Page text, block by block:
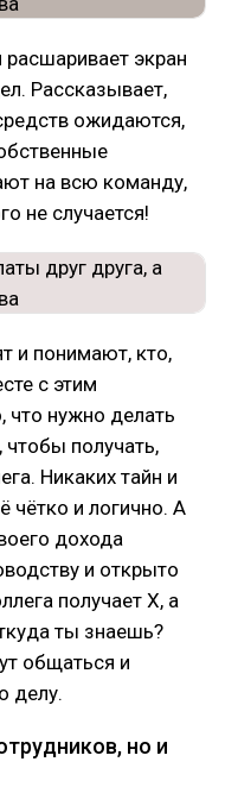
экран
Рассказывает,
ожидаются,
на всю команду,
не случается!
и понимают, кто,
с этим
что нужно делать
чтобы получать,
Никаких тайн и
чётко и логично. А
дохода
и открыто
получает Х, а
ты знаешь?
общаться и
делу.
но и